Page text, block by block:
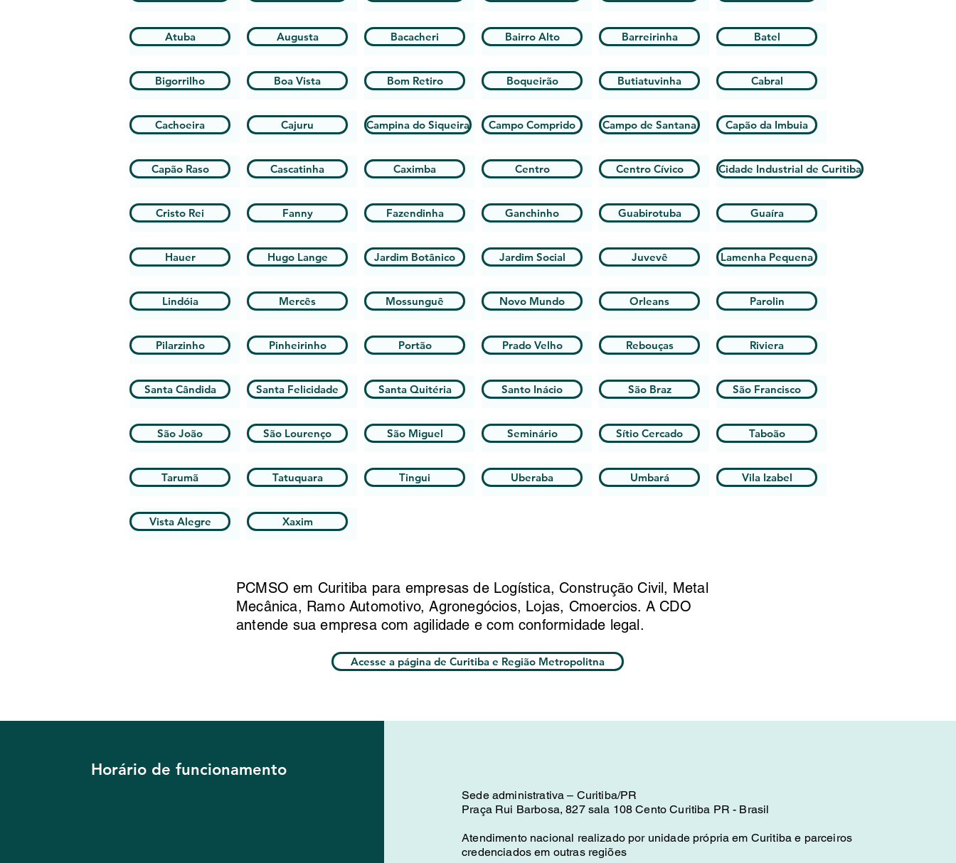
Atuba
Bigorrilho
Cachoeira
Capão Raso
Cristo Rei
Hauer
Lindóia
Pilarzinho
Santa Cândida
São João
Tarumã
Vista Alegre
Augusta
Boa Vista
Cajuru
Cascatinha
Fanny
Hugo Lange
Mercês
Pinheirinho
Santa Felicidade
São Lourenço
Tatuquara
Xaxim
Bacacheri
Bom Retiro
Campina do Siqueira
Caximba
Fazendinha
Jardim Botânico
Mossunguê
Portão
Santa Quitéria
São Miguel
Tingui
Bairro Alto
Boqueirão
Campo Comprido
Centro
Ganchinho
Jardim Social
Novo Mundo
Prado Velho
Santo Inácio
Seminário
Uberaba
Barreirinha
Butiatuvinha
Campo de Santana
Centro Cívico
Guabirotuba
Juvevê
Orleans
Rebouças
São Braz
Sítio Cercado
Umbará
Batel
Cabral
Capão da Imbuia
Cidade Industrial de Curitiba
Guaíra
Lamenha Pequena
Parolin
Riviera
São Francisco
Taboão
Vila Izabel
PCMSO em Curitiba para empresas de Logística, Construção Civil, Metal
Mecânica, Ramo Automotivo, Agronegócios, Lojas, Cmoercios. A CDO
antende sua empresa com agilidade e com conformidade legal.
Acesse a página de Curitiba e Região Metropolitna
Horário de funcionamento
Sede administrativa – Curitiba/PR
Praça Rui Barbosa, 827 sala 108 Cento Curitiba PR - Brasil
Atendimento nacional realizado por unidade própria em Curitiba e parceiros
credenciados em outras regiões